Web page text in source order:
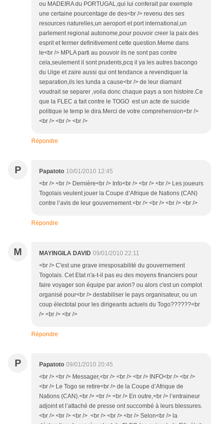
ou MADEIRA du PORTUGAL,qui lui conferait par exemple
une certaine pourcentage de des<br /> revenu des ses
resources naturelles,un aeroport et port international,un
parlement regional autonome,pour pouvoir creer la paix des
esprit et fermer definitivement cette question.Meme dans
le<br /> MPLA parti au pouvoir ils ne sont pas contre
cela,seulement il sont prudents,pcq il ya les autres bacongo
du Uige et zaire aussi qui ont tendance a revendiquer la
separation,ils les lunda a cause<br /> de leur diamant
voudrait se separer ,voila donc chaque pays a son histoire.Ce
que la FLEC a fait contre le TOGO est un acte de suicide
politique le temp le dira.Merci de votre comprehension<br />
<br /> <br /> <br />
Répondre
P Papatoto 10/01/2010 12:45
<br /> <br /> Dernière<br /> Info<br /> <br /> <br /> Les joueurs
Togolais veulent jouer la Coupe d’Afrique de Nations (CAN)
contre l’avis de leur gouvernement.<br /> <br /> <br /> <br />
Répondre
M MAYINGILA DAVID 09/01/2010 22:11
<br /> C'est une grave irresposabilité du gouvernement
Togolais. Cet Etat n'a-t-il pas eu des moyens financiers pour
faire voyager son équipe par avion? ou alors c'est un complot
organisé pour<br /> destabiliser le pays organisateur, ou un
coup électotal pour les dirigeants actuels du Togo??????<br
/> <br /> <br />
Répondre
P Papatoto 09/01/2010 20:45
<br /> <br /> Messager,<br /> <br /> <br /> INFO<br /> <br />
<br /> Le Togo se retire<br /> de la Coupe d’Afrique de
Nations (CAN).<br /> <br /> <br /> En outre,<br /> l’entraineur
adjoint et l’attaché de presse ont succombé à leurs blessures.
<br /> <br /> <br /> <br /> <br /> <br /> Selon<br /> la